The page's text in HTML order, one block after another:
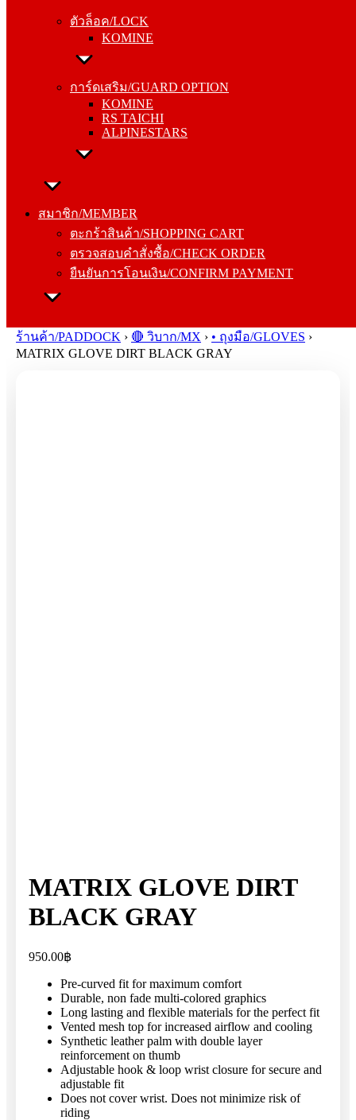
ตัวล็อค/LOCK
KOMINE
การ์ดเสริม/GUARD OPTION
KOMINE
RS TAICHI
ALPINESTARS
สมาชิก/MEMBER
ตะกร้าสินค้า/SHOPPING CART
ตรวจสอบคำสั่งซื้อ/CHECK ORDER
ยืนยันการโอนเงิน/CONFIRM PAYMENT
การ์ดเสริม/GUARD OPTION
RS TAICHI
ALPINESTARS
สมาชิก/MEMBER
ตรวจสอบคำสั่งซื้อ/CHECK ORDER
ยืนยันการโอนเงิน/CONFIRM PAYMENT
ร้านค้า/PADDOCK › 🔴 วิบาก/MX › • ถุงมือ/GLOVES ›
MATRIX GLOVE DIRT BLACK GRAY
MATRIX GLOVE DIRT
BLACK GRAY
950.00฿
Pre-curved fit for maximum comfort
Durable, non fade multi-colored graphics
Long lasting and flexible materials for the perfect fit
Vented mesh top for increased airflow and cooling
Synthetic leather palm with double layer
reinforcement on thumb
Adjustable hook & loop wrist closure for secure and
adjustable fit
Does not cover wrist. Does not minimize risk of
riding